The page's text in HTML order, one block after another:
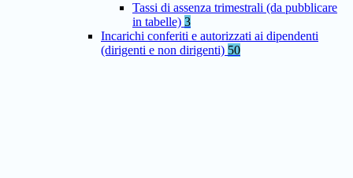
Tassi di assenza trimestrali (da pubblicare
in tabelle) 3
Incarichi conferiti e autorizzati ai dipendenti
(dirigenti e non dirigenti) 50